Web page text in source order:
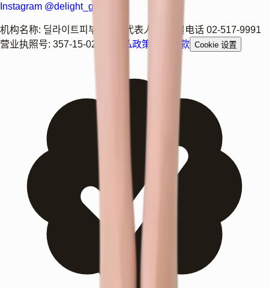
Instagram @delight_gangnam
机构名称: 딜라이트피부과의원 代表人 윤상열 电话 02-517-9991
营业执照号: 357-15-02460 隐私政策 使用条款 Cookie 设置